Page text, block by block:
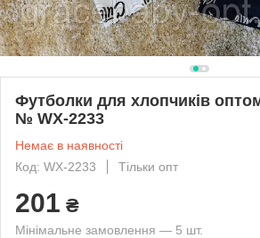
Футболки для хлопчиків
№ WX-2233
Немає в наявності
Код: WX-2233
Тільки опт
201 ₴
Мінімальне замовлення — 5 шт.